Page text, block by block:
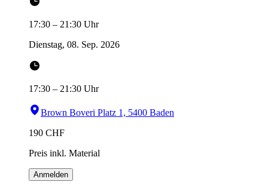
17:30 – 21:30 Uhr
Dienstag, 08. Sep. 2026
17:30 – 21:30 Uhr
Brown Boveri Platz 1, 5400 Baden
190 CHF
Preis inkl. Material
Anmelden